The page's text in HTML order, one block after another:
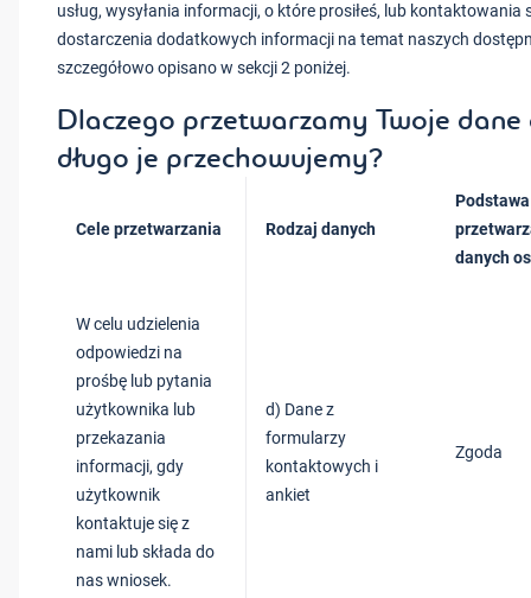
usług, wysyłania informacji, o które prosiłeś, lub kontaktowania
dostarczenia dodatkowych informacji na temat naszych
szczegółowo opisano w sekcji 2 poniżej.
Dlaczego przetwarzamy Twoje
długo je przechowujemy?
Cele przetwarzania Rodzaj danych
danych
W celu udzielenia
odpowiedzi na
prośbę lub pytania
użytkownika lub
przekazania
informacji, gdy
użytkownik
kontaktuje się z
nami lub składa do
nas wniosek.
d) Dane z
formularzy
kontaktowych i
ankiet
Zgoda